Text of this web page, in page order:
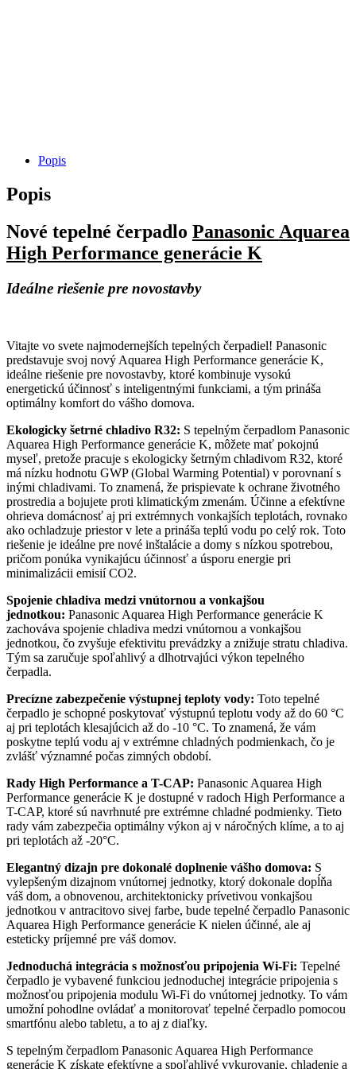
Popis
Popis
Nové tepelné čerpadlo Panasonic Aquarea
High Performance generácie K
Ideálne riešenie pre novostavby
Vitajte vo svete najmodernejších tepelných čerpadiel! Panasonic
predstavuje svoj nový Aquarea High Performance generácie K,
ideálne riešenie pre novostavby, ktoré kombinuje vysokú
energetickú účinnosť s inteligentnými funkciami, a tým prináša
optimálny komfort do vášho domova.
Ekologicky šetrné chladivo R32: S tepelným čerpadlom Panasonic
Aquarea High Performance generácie K, môžete mať pokojnú
myseľ, pretože pracuje s ekologicky šetrným chladivom R32, ktoré
má nízku hodnotu GWP (Global Warming Potential) v porovnaní s
inými chladivami. To znamená, že prispievate k ochrane životného
prostredia a bojujete proti klimatickým zmenám. Účinne a efektívne
ohrieva domácnosť aj pri extrémnych vonkajších teplotách, rovnako
ako ochladzuje priestor v lete a prináša teplú vodu po celý rok. Toto
riešenie je ideálne pre nové inštalácie a domy s nízkou spotrebou,
pričom ponúka vynikajúcu účinnosť a úsporu energie pri
minimalizácii emisií CO2.
Spojenie chladiva medzi vnútornou a vonkajšou
jednotkou: Panasonic Aquarea High Performance generácie K
zachováva spojenie chladiva medzi vnútornou a vonkajšou
jednotkou, čo zvyšuje efektivitu prevádzky a znižuje stratu chladiva.
Tým sa zaručuje spoľahlivý a dlhotrvajúci výkon tepelného
čerpadla.
Precízne zabezpečenie výstupnej teploty vody: Toto tepelné
čerpadlo je schopné poskytovať výstupnú teplotu vody až do 60 °C
aj pri teplotách klesajúcich až do -10 °C. To znamená, že vám
poskytne teplú vodu aj v extrémne chladných podmienkach, čo je
zvlášť významné počas zimných období.
Rady High Performance a T-CAP: Panasonic Aquarea High
Performance generácie K je dostupné v radoch High Performance a
T-CAP, ktoré sú navrhnuté pre extrémne chladné podmienky. Tieto
rady vám zabezpečia optimálny výkon aj v náročných klíme, a to aj
pri teplotách až -20°C.
Elegantný dizajn pre dokonalé doplnenie vášho domova: S
vylepšeným dizajnom vnútornej jednotky, ktorý dokonale dopĺňa
váš dom, a obnovenou, architektonicky prívetivou vonkajšou
jednotkou v antracitovo sivej farbe, bude tepelné čerpadlo Panasonic
Aquarea High Performance generácie K nielen účinné, ale aj
esteticky príjemné pre váš domov.
Jednoduchá integrácia s možnosťou pripojenia Wi-Fi: Tepelné
čerpadlo je vybavené funkciou jednoduchej integrácie pripojenia s
možnosťou pripojenia modulu Wi-Fi do vnútornej jednotky. To vám
umožní pohodlne ovládať a monitorovať tepelné čerpadlo pomocou
smartfónu alebo tabletu, a to aj z diaľky.
S tepelným čerpadlom Panasonic Aquarea High Performance
generácie K získate efektívne a spoľahlivé vykurovanie, chladenie a